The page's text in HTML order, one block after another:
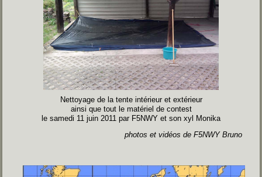
Nettoyage de la tente intérieur et extérieur
ainsi que tout le matériel de contest
le samedi 11 juin 2011 par F5NWY et son xyl Monika
photos et vidéos de F5NWY Bruno